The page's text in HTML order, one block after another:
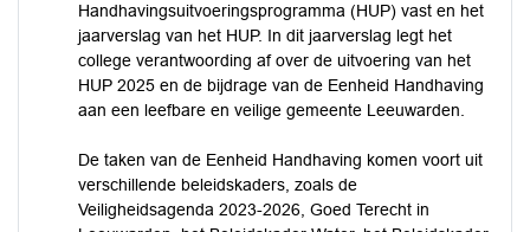
Handhavingsuitvoeringsprogramma (HUP) vast en het
jaarverslag van het HUP. In dit jaarverslag legt het
college verantwoording af over de uitvoering van het
HUP 2025 en de bijdrage van de Eenheid Handhaving
aan een leefbare en veilige gemeente Leeuwarden.
De taken van de Eenheid Handhaving komen voort uit
verschillende beleidskaders, zoals de
Veiligheidsagenda 2023-2026, Goed Terecht in